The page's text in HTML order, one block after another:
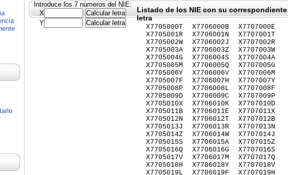
Introduce los 7 números del NIE:
X
Y
Listado de los NIE con su correspondiente
letra
X7705000T
X7705001R
X7705002W
X7705003A
X7705004G
X7705005M
X7705006Y
X7705007F
X7705008P
X7705009D
X7705010X
X7705011B
X7705012N
X7705013J
X7705014Z
X7705015S
X7705016Q
X7705017V
X7705018H
X7705019L
X7706000B
X7706001N
X7706002J
X7706003Z
X7706004S
X7706005Q
X7706006V
X7706007H
X7706008L
X7706009C
X7706010K
X7706011E
X7706012T
X7706013R
X7706014W
X7706015A
X7706016G
X7706017M
X7706018Y
X7706019F
X7707000E
X7707001T
X7707002R
X7707003W
X7707004A
X7707005G
X7707006M
X7707007Y
X7707008F
X7707009P
X7707010D
X7707011X
X7707012B
X7707013N
X7707014J
X7707015Z
X7707016S
X7707017Q
X7707018V
X7707019H